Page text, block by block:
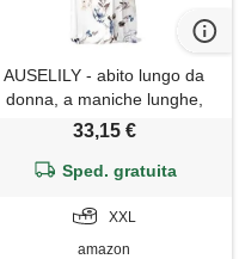
AUSELILY - abito lungo da
donna, a maniche lunghe,
casual, con tasche, invernale,
33,15 €
Sped. gratuita
XXL
amazon